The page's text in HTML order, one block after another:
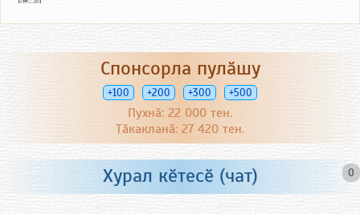
Спонсорла пулӑшу
+100 +200 +300 +500
Пухнӑ: 22 000 тен.
Тӑкакланӑ: 27 420 тен.
0
Хурал кӗтесӗ (чат)